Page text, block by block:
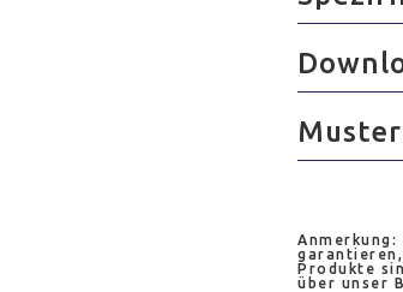
Produkte
über unser